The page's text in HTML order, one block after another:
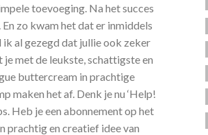
toevoeging. Na het succes
zo kwam het dat er inmiddels
ik al gezegd dat jullie ook zeker
met de leukste, schattigste en
buttercream in prachtige
maken het af. Denk je nu ‘Help!
Heb je een abonnement op het
prachtig en creatief idee van